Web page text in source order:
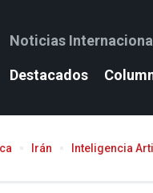
Noticias
Destacados
Irán Inteligencia